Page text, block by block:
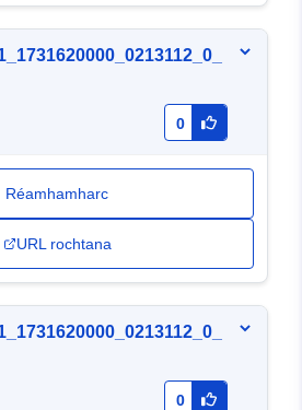
0
Réamhamharc
URL rochtana
0